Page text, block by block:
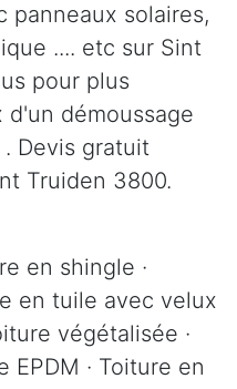
panneaux solaires,
.... etc sur Sint
pour plus
démoussage
Devis gratuit
Truiden 3800.
en shingle ·
en tuile avec velux
végétalisée ·
· Toiture en